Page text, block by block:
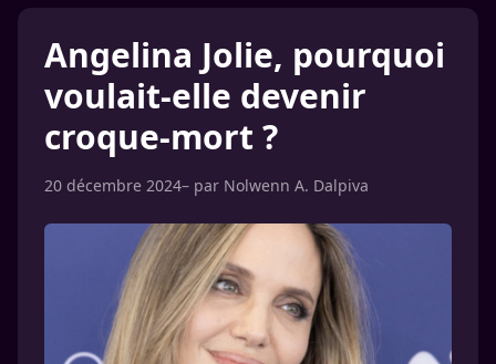
Angelina Jolie, pourquoi
voulait-elle devenir
croque-mort ?
20 décembre 2024– par Nolwenn A. Dalpiva